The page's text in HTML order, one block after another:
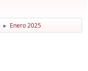
► Enero 2025